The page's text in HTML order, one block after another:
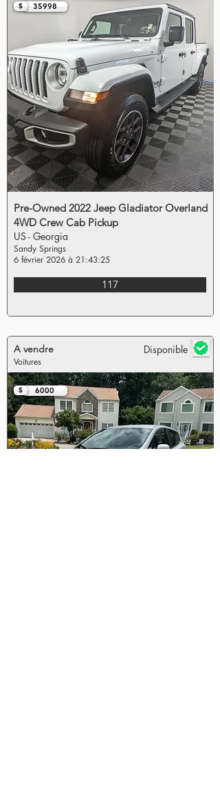
35998
$
Pre-Owned 2022 Jeep Gladiator Overland
4WD Crew Cab Pickup
US - Georgia
Sandy Springs
6 février 2026 à 21:43:25
117
A vendre Disponible
Voitures
6000
$